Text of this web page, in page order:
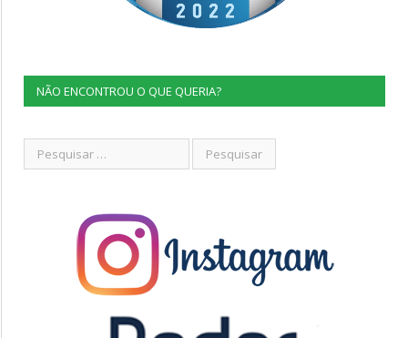
NÃO ENCONTROU O QUE QUERIA?